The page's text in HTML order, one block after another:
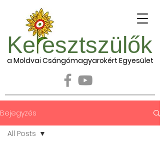
Ke esztszülők
a Moldvai Csángómagyarokért Egyesület
Bejegyzés
All Posts